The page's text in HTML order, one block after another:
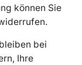
können Sie
bei
Ihre